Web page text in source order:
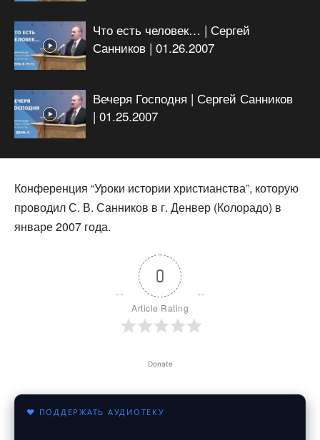
Что есть человек… | Сергей
Санников | 01.26.2007
Вечеря Господня | Сергей Санников
| 01.25.2007
Конференция “Уроки истории христианства”, которую
проводил С. В. Санников в г. Денвер (Колорадо) в
январе 2007 года.
0
Article Rating
Donate
♥ ПОДДЕРЖАТЬ АУДИОТЕКУ